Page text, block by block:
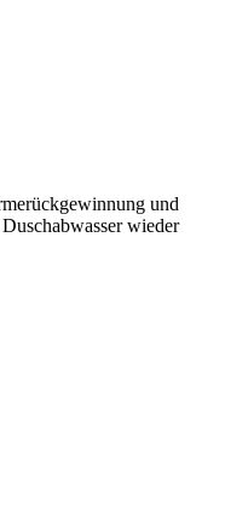
und
wieder